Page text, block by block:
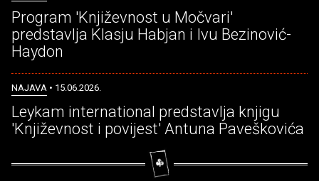
Program 'Književnost u Močvari'
predstavlja Klasju Habjan i Ivu Bezinović-
Haydon
NAJAVA • 15.06.2026.
Leykam international predstavlja knjigu
'Književnost i povijest' Antuna Paveškovića